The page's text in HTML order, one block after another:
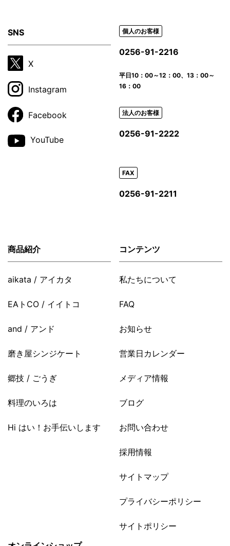
SNS
X
Instagram
Facebook
YouTube
個人のお客様
0256-91-2216
平日10：00～12：00、13：00～
16：00
法人のお客様
0256-91-2222
FAX
0256-91-2211
商品紹介
aikata / アイカタ
EAトCO / イイトコ
and / アンド
磨き屋シンジケート
郷技 / ごうぎ
料理のいろは
Hi はい！お手伝いします
コンテンツ
私たちについて
FAQ
お知らせ
営業日カレンダー
メディア情報
ブログ
お問い合わせ
採用情報
サイトマップ
プライバシーポリシー
サイトポリシー